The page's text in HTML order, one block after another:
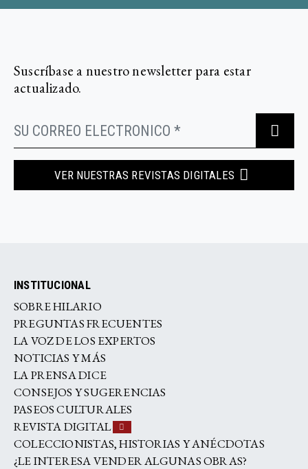
Suscríbase a nuestro newsletter para estar
actualizado.
VER NUESTRAS REVISTAS DIGITALES
INSTITUCIONAL
SOBRE HILARIO
PREGUNTAS FRECUENTES
LA VOZ DE LOS EXPERTOS
NOTICIAS Y MÁS
LA PRENSA DICE
CONSEJOS Y SUGERENCIAS
PASEOS CULTURALES
REVISTA DIGITAL
COLECCIONISTAS, HISTORIAS Y ANÉCDOTAS
¿LE INTERESA VENDER ALGUNAS OBRAS?